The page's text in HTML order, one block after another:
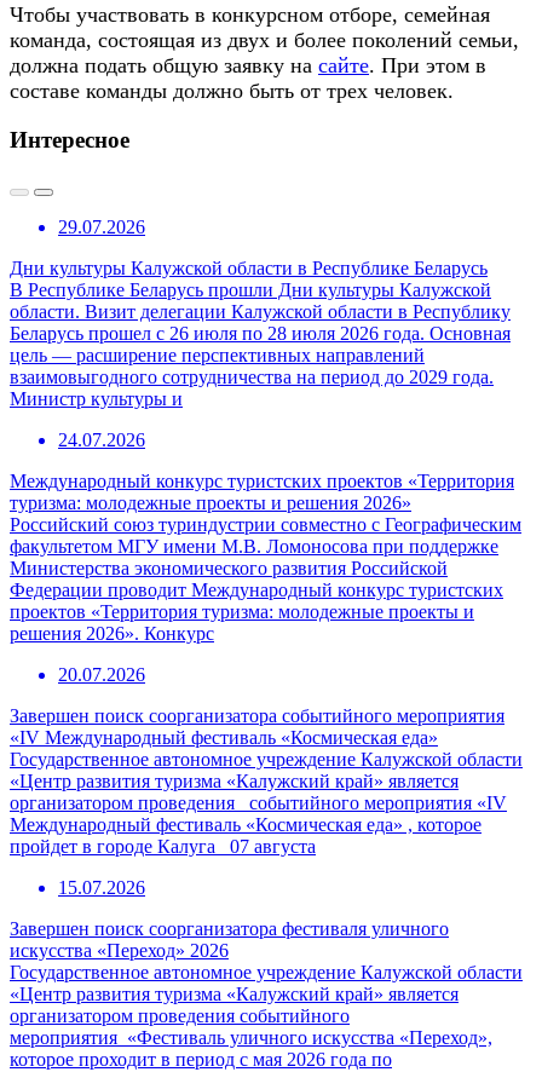
Чтобы участвовать в конкурсном отборе, семейная
команда, состоящая из двух и более поколений семьи,
должна подать общую заявку на сайте. При этом в
составе команды должно быть от трех человек.
Интересное
29.07.2026
Дни культуры Калужской области в Республике Беларусь
В Республике Беларусь прошли Дни культуры Калужской
области. Визит делегации Калужской области в Республику
Беларусь прошел с 26 июля по 28 июля 2026 года. Основная
цель — расширение перспективных направлений
взаимовыгодного сотрудничества на период до 2029 года.
Министр культуры и
24.07.2026
Международный конкурс туристских проектов «Территория
туризма: молодежные проекты и решения 2026»
Российский союз туриндустрии совместно с Географическим
факультетом МГУ имени М.В. Ломоносова при поддержке
Министерства экономического развития Российской
Федерации проводит Международный конкурс туристских
проектов «Территория туризма: молодежные проекты и
решения 2026». Конкурс
20.07.2026
Завершен поиск соорганизатора событийного мероприятия
«IV Международный фестиваль «Космическая еда»
Государственное автономное учреждение Калужской области
«Центр развития туризма «Калужский край» является
организатором проведения событийного мероприятия «IV
Международный фестиваль «Космическая еда» , которое
пройдет в городе Калуга 07 августа
15.07.2026
Завершен поиск соорганизатора фестиваля уличного
искусства «Переход» 2026
Государственное автономное учреждение Калужской области
«Центр развития туризма «Калужский край» является
организатором проведения событийного
мероприятия «Фестиваль уличного искусства «Переход»,
которое проходит в период с мая 2026 года по